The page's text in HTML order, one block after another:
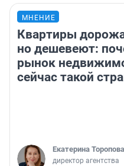
МНЕНИЕ
Квартиры
но дешевеют:
рынок
сейчас такой
Екатерина Торопова
директор агентства